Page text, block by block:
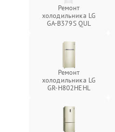
Ремонт
холодильника LG
GA-B379S QUL
Ремонт
холодильника LG
GR-H802HEHL